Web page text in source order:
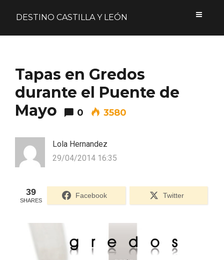
DESTINO CASTILLA Y LEÓN
Tapas en Gredos
durante el Puente de
Mayo
0 3580
Lola Hernandez
29/04/2014 16:35
39
SHARES
Facebook Twitter
Nombre de usuario o correo electrónico
Formulario de acceso protegido por
Login Lockdown